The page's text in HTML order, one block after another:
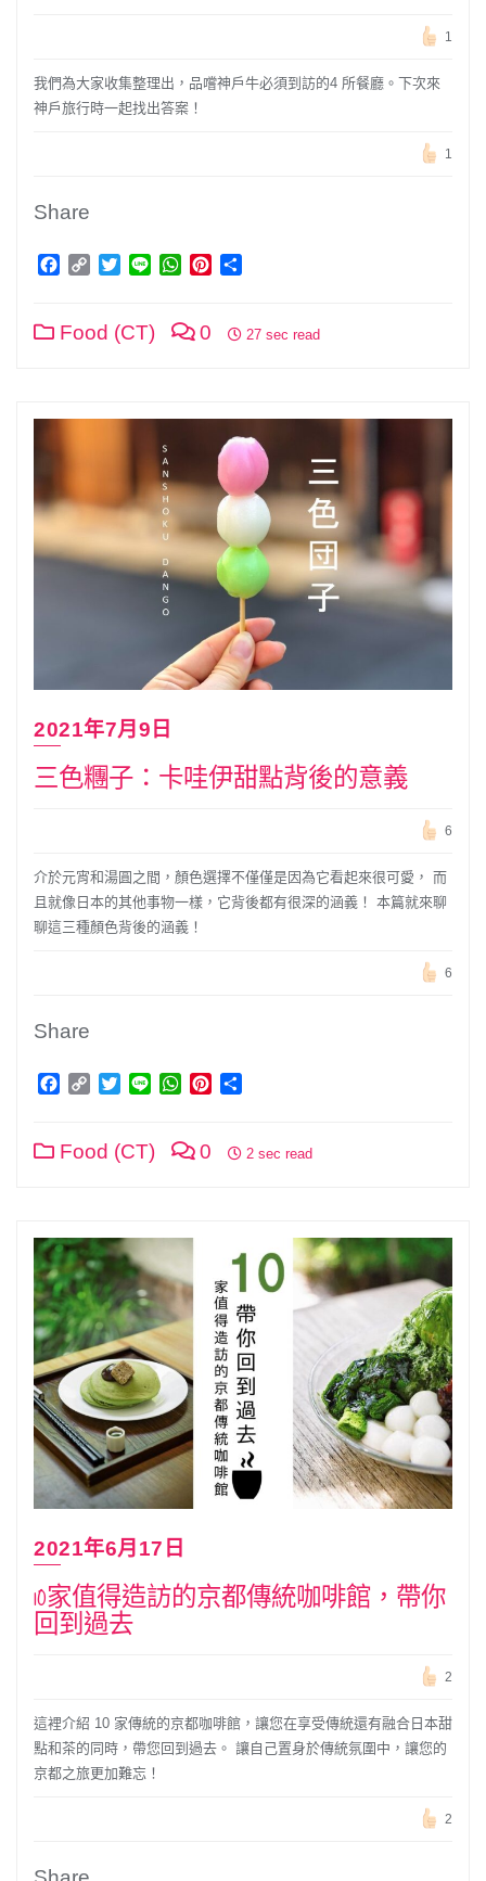
1
我們為大家收集整理出，品嚐神戶牛必須到訪的4 所餐廳。下次來
神戶旅行時一起找出答案！
1
Share
Facebook
Copy TwitterLine WhatsApp
Pinterest
Food (CT) 0 27 sec read
2021年7月9日
三色糰子：卡哇伊甜點背後的意義
6
介於元宵和湯圓之間，顏色選擇不僅僅是因為它看起來很可愛， 而
且就像日本的其他事物一樣，它背後都有很深的涵義！ 本篇就來聊
聊這三種顏色背後的涵義！
6
Share
Facebook
Copy TwitterLine WhatsApp
Pinterest
Food (CT) 0 2 sec read
2021年6月17日
10家值得造訪的京都傳統咖啡館，帶你
回到過去
2
這裡介紹 10 家傳統的京都咖啡館，讓您在享受傳統還有融合日本甜
點和茶的同時，帶您回到過去。 讓自己置身於傳統氛圍中，讓您的
京都之旅更加難忘！
2